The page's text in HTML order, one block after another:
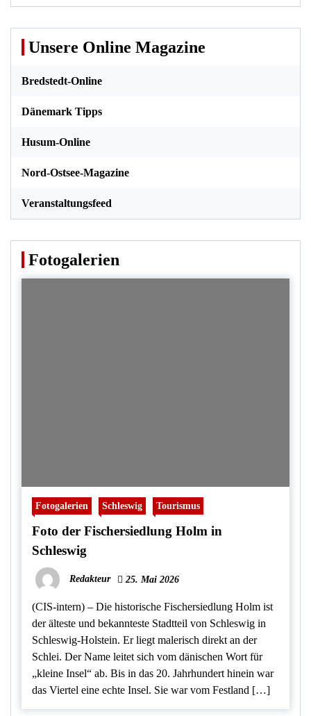
Unsere Online Magazine
Bredstedt-Online
Dänemark Tipps
Husum-Online
Nord-Ostsee-Magazine
Veranstaltungsfeed
Fotogalerien
Fotogalerien Schleswig Tourismus
Foto der Fischersiedlung Holm in
Schleswig
Redakteur 25. Mai 2026
(CIS-intern) – Die historische Fischersiedlung Holm ist
der älteste und bekannteste Stadtteil von Schleswig in
Schleswig-Holstein. Er liegt malerisch direkt an der
Schlei. Der Name leitet sich vom dänischen Wort für
„kleine Insel“ ab. Bis in das 20. Jahrhundert hinein war
das Viertel eine echte Insel. Sie war vom Festland […]